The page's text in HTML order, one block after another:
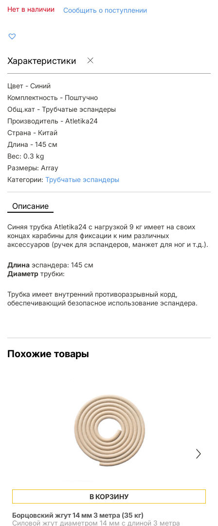
Описание
Синяя трубка Atletika24 с нагрузкой 9 кг имеет на своих
концах карабины для фиксации к ним различных
аксессуаров (ручек для эспандеров, манжет для ног и т.д.).
Длина эспандера: 145 см
Диаметр трубки:
Трубка имеет внутренний противоразрывный корд,
обеспечивающий безопасное использование эспандера.
Нет в наличии Сообщить о поступлении
Характеристики
Цвет - Синий
Комплектность - Поштучно
Общ.кат - Трубчатые эспандеры
Производитель - Atletika24
Страна - Китай
Длина - 145 см
Вес: 0.3 kg
Размеры: Array
Категории: Трубчатые эспандеры
Похожие товары
В КОРЗИНУ
Борцовский жгут 14 мм 3 метра (35 кг)
Силовой жгут диаметром 14 мм с длиной 3 метра